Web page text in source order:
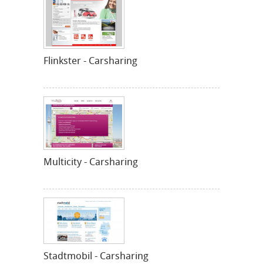
Flinkster - Carsharing
Multicity - Carsharing
Stadtmobil - Carsharing